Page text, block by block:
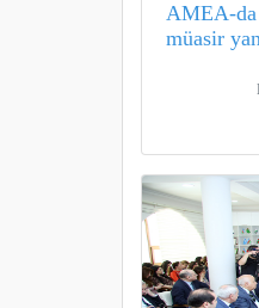
AMEA-
müasir